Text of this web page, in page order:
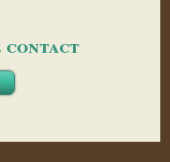
contact